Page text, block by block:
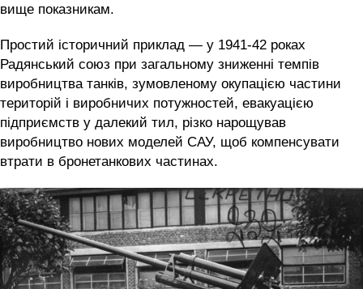
вище показникам.
Простий історичний приклад — у 1941-42 роках
Радянський союз при загальному зниженні темпів
виробництва танків, зумовленому окупацією частини
територій і виробничих потужностей, евакуацією
підприємств у далекий тил, різко нарощував
виробництво нових моделей САУ, щоб компенсувати
втрати в бронетанкових частинах.